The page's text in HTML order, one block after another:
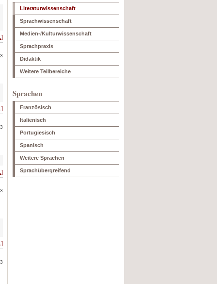
Literaturwissenschaft
Sprachwissenschaft
Medien-/Kulturwissenschaft
Sprachpraxis
Didaktik
Weitere Teilbereiche
Sprachen
Französisch
Italienisch
Portugiesisch
Spanisch
Weitere Sprachen
Sprachübergreifend